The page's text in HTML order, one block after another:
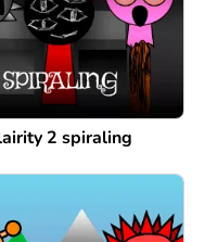
2 spiraling